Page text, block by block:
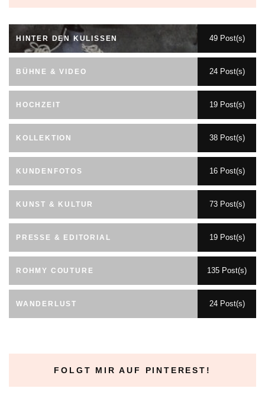
HINTER DEN KULISSEN 49 Post(s)
BÜHNE & VIDEO 24 Post(s)
HOCHZEIT 19 Post(s)
KOLLEKTION 38 Post(s)
KUNDENFOTOS 16 Post(s)
KUNST & KULTUR 73 Post(s)
PRESSE & EDITORIAL 19 Post(s)
ROHMY COUTURE 135 Post(s)
WANDERLUST 24 Post(s)
FOLGT MIR AUF PINTEREST!